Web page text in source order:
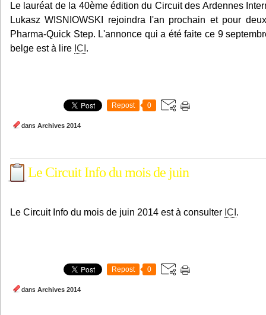
Le lauréat de la 40ème édition du Circuit des Ardennes
Lukasz WISNIOWSKI rejoindra l'an prochain et pour
Pharma-Quick Step. L'annonce qui a été faite ce 9
belge est à lire ICI .
Repost 0
dans Archives 2014
Le Circuit Info du mois de juin
Le Circuit Info du mois de juin 2014 est à consulter ICI .
Repost 0
dans Archives 2014